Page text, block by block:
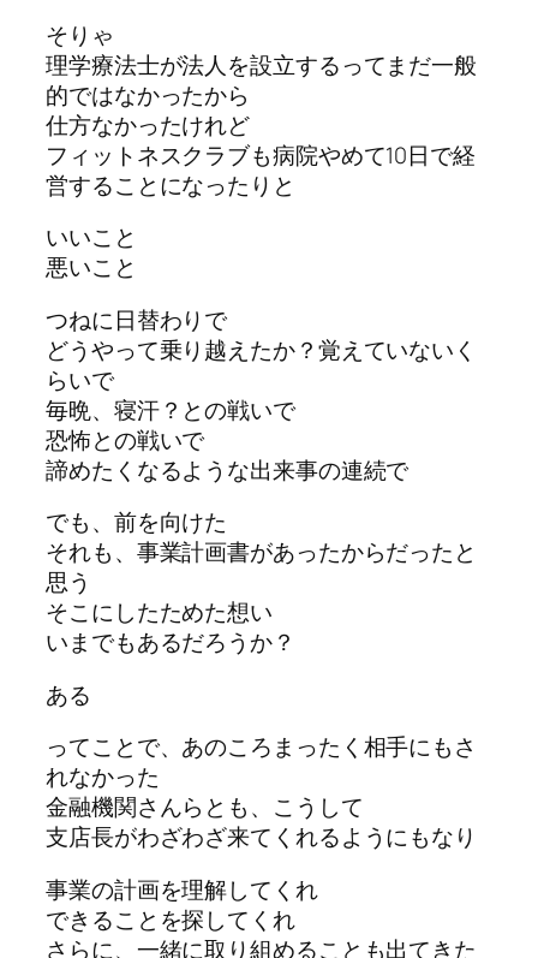
そりゃ
理学療法士が法人を設立するってまだ一般
的ではなかったから
仕方なかったけれど
フィットネスクラブも病院やめて10日で経
営することになったりと
いいこと
悪いこと
つねに日替わりで
どうやって乗り越えたか？覚えていないく
らいで
毎晩、寝汗？との戦いで
恐怖との戦いで
諦めたくなるような出来事の連続で
でも、前を向けた
それも、事業計画書があったからだったと
思う
そこにしたためた想い
いまでもあるだろうか？
ある
ってことで、あのころまったく相手にもさ
れなかった
金融機関さんらとも、こうして
支店長がわざわざ来てくれるようにもなり
事業の計画を理解してくれ
できることを探してくれ
さらに、一緒に取り組めることも出てきた